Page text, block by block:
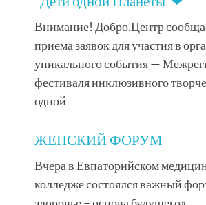
Внимание! Добро.Центр
приема заявок для участия в
уникального события —
фестиваля инклюзивного
одной
ЖЕНСКИЙ ФОРУМ
Вчера в Евпаторийском
колледже состоялся важный